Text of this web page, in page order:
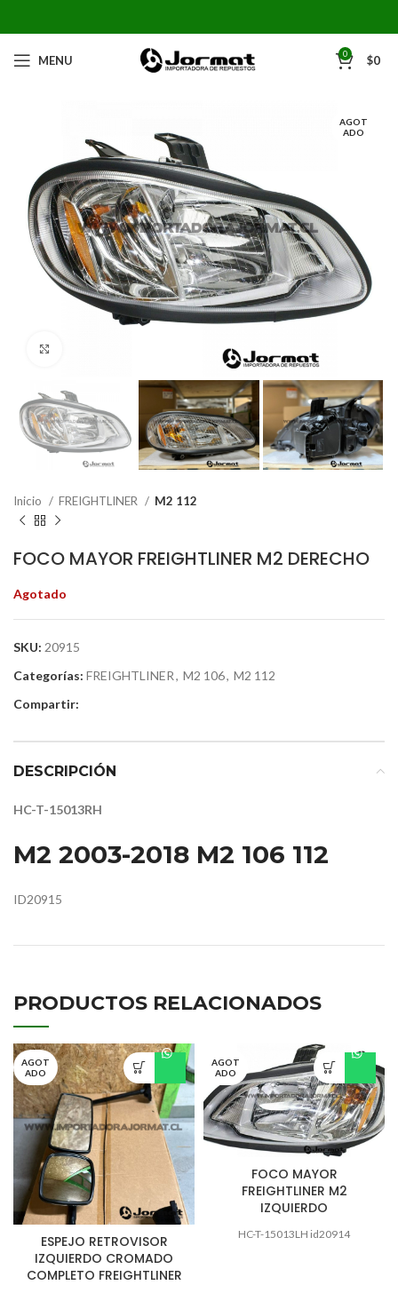
MENU 0 $0
AGOT
ADO
Inicio FREIGHTLINER M2 112
FOCO MAYOR FREIGHTLINER M2 DERECHO
Agotado
SKU: 20915
Categorías: FREIGHTLINER, M2 106, M2 112
Compartir:
DESCRIPCIÓN
HC-T-15013RH
M2 2003-2018 M2 106 112
ID20915
PRODUCTOS RELACIONADOS
AGOT
ADO
ESPEJO RETROVISOR
IZQUIERDO CROMADO
COMPLETO FREIGHTLINER
AGOT
ADO
FOCO MAYOR
FREIGHTLINER M2
IZQUIERDO
HC-T-15013LH id20914